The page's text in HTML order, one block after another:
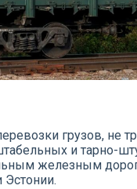
грузов,
и тарно-
железным